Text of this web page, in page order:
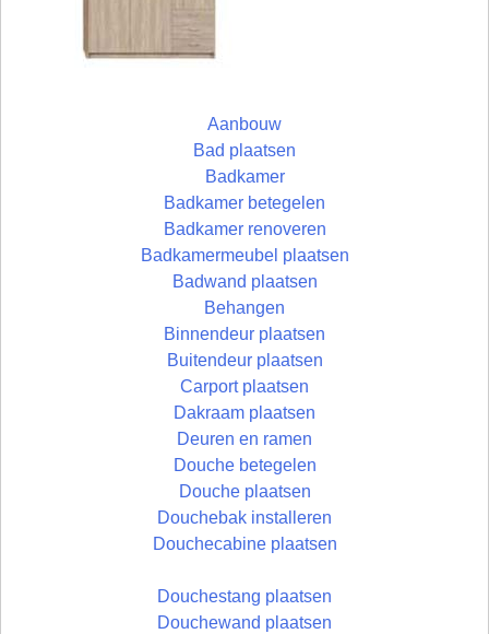
Aanbouw
Bad plaatsen
Badkamer
Badkamer betegelen
Badkamer renoveren
Badkamermeubel plaatsen
Badwand plaatsen
Behangen
Binnendeur plaatsen
Buitendeur plaatsen
Carport plaatsen
Dakraam plaatsen
Deuren en ramen
Douche betegelen
Douche plaatsen
Douchebak installeren
Douchecabine plaatsen
Douchestang plaatsen
Douchewand plaatsen